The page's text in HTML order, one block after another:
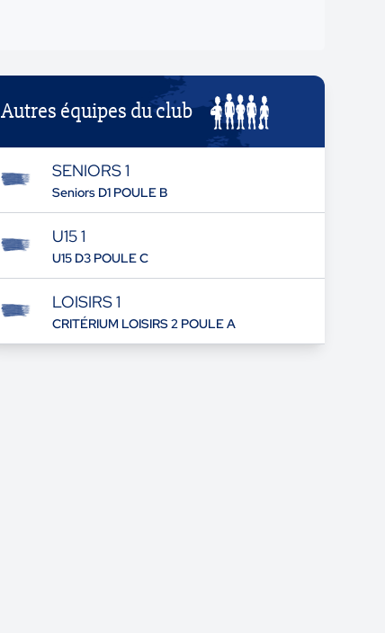
Autres équipes du club
SENIORS 1
Seniors D1 POULE B
U15 1
U15 D3 POULE C
LOISIRS 1
CRITÉRIUM LOISIRS 2 POULE A